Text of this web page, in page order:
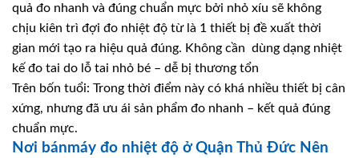
quả đo nhanh và đúng chuẩn mực bởi nhỏ xíu sẽ không
chịu kiên trì đợi đo nhiệt độ từ là 1 thiết bị đề xuất thời
gian mới tạo ra hiệu quả đúng. Không cần dùng dạng nhiệt
kế đo tai do lỗ tai nhỏ bé – dễ bị thương tổn
Trên bốn tuổi: Trong thời điểm này có khá nhiều thiết bị cân
xứng, nhưng đã ưu ái sản phẩm đo nhanh – kết quả đúng
chuẩn mực.
Nơi bánmáy đo nhiệt độ ở Quận Thủ Đức Nên